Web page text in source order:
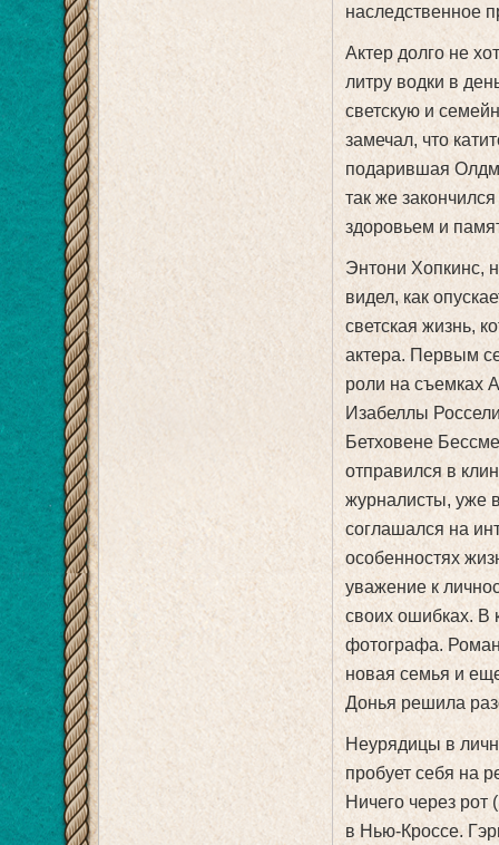
наследственное
Актер долго не
литру водки в
светскую и
замечал, что
подарившая
так же
здоровьем и
Энтони Хопкинс,
видел, как
светская жизнь,
актера. Первым
роли на съемках
Изабеллы
Бетховене
отправился в
журналисты, уже
соглашался на
особенностях
уважение к
своих ошибках. В
фотографа.
новая семья и
Донья решила
Неурядицы в
пробует себя на
Ничего через
в Нью-Кроссе.